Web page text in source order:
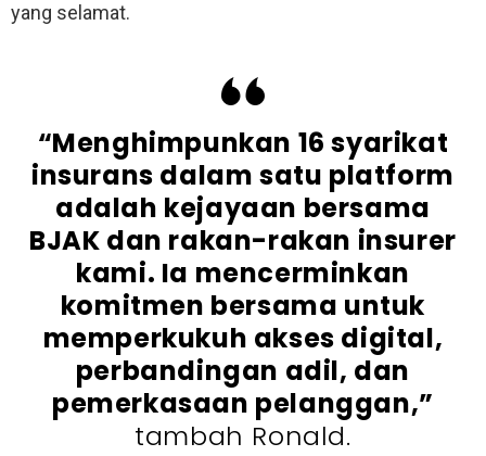
yang selamat.
“Menghimpunkan 16 syarikat
insurans dalam satu platform
adalah kejayaan bersama
BJAK dan rakan-rakan insurer
kami. Ia mencerminkan
komitmen bersama untuk
memperkukuh akses digital,
perbandingan adil, dan
pemerkasaan pelanggan,”
tambah Ronald.